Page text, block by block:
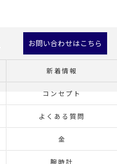
お問い合わせはこちら
新着情報
コンセプト
よくある質問
金
腕時計